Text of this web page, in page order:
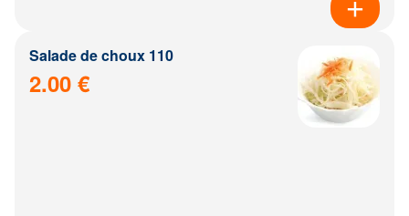
Salade de choux 110
2.00 €